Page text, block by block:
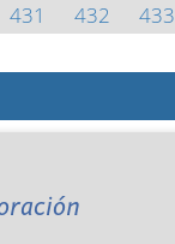
431
432 433